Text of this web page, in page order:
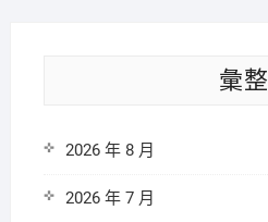
彙整
2026 年 8 月
2026 年 7 月